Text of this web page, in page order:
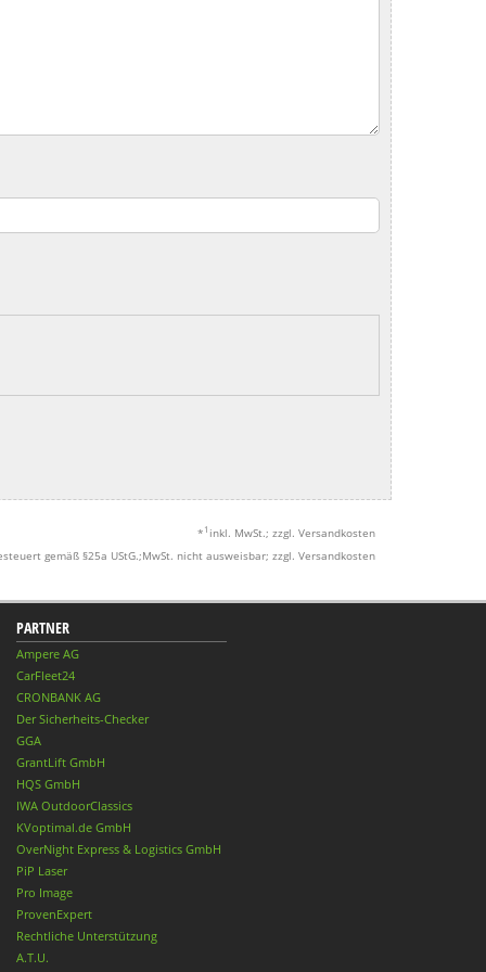
* 1 inkl. MwSt.; zzgl. Versandkosten
gemäß §25a UStG.;MwSt. nicht ausweisbar; zzgl. Versandkosten
PARTNER
Ampere AG
CarFleet24
CRONBANK AG
Der Sicherheits-Checker
GGA
GrantLift GmbH
HQS GmbH
IWA OutdoorClassics
KVoptimal.de GmbH
OverNight Express & Logistics GmbH
PiP Laser
Pro Image
ProvenExpert
Rechtliche Unterstützung
A.T.U.